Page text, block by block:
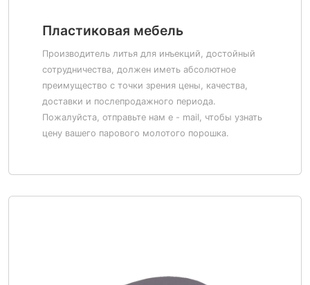
Пластиковая мебель
Производитель литья для инъекций, достойный
сотрудничества, должен иметь абсолютное
преимущество с точки зрения цены, качества,
доставки и послепродажного периода.
Пожалуйста, отправьте нам e - mail, чтобы узнать
цену вашего парового молотого порошка.